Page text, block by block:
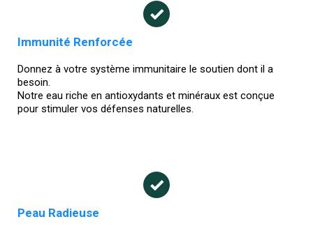
Immunité Renforcée
Donnez à votre système immunitaire le soutien dont il a
besoin.
Notre eau riche en antioxydants et minéraux est conçue
pour stimuler vos défenses naturelles.
Peau Radieuse